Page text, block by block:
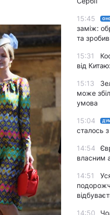
15:45
заміж:
та
15:31
від
15:13
може
умова
15:04
сталось
14:54
власним
14:51
14:50